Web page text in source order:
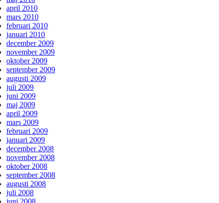
april 2010
mars 2010
februari 2010
januari 2010
december 2009
november 2009
oktober 2009
september 2009
augusti 2009
juli 2009
juni 2009
maj 2009
april 2009
mars 2009
februari 2009
januari 2009
december 2008
november 2008
oktober 2008
september 2008
augusti 2008
juli 2008
juni 2008